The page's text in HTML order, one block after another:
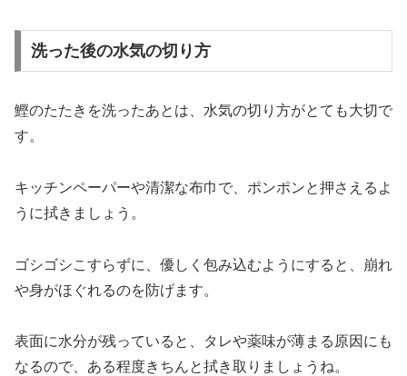
洗った後の水気の切り方
鰹のたたきを洗ったあとは、水気の切り方がとても大切で
す。
キッチンペーパーや清潔な布巾で、ポンポンと押さえるよ
うに拭きましょう。
ゴシゴシこすらずに、優しく包み込むようにすると、崩れ
や身がほぐれるのを防げます。
表面に水分が残っていると、タレや薬味が薄まる原因にも
なるので、ある程度きちんと拭き取りましょうね。